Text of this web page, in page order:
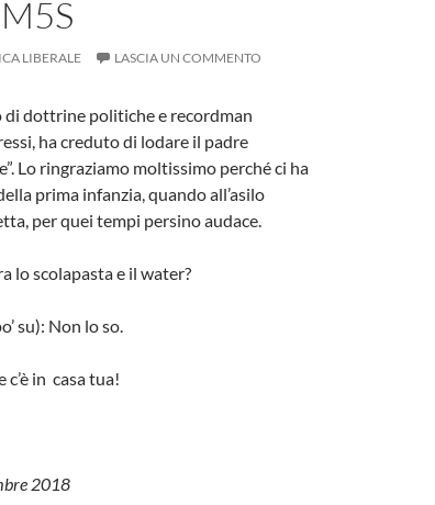
LIBERALE LASCIA UN COMMENTO
dottrine politiche e recordman
ha creduto di lodare il padre
Lo ringraziamo moltissimo perché ci ha
prima infanzia, quando all’asilo
per quei tempi persino audace.
lo scolapasta e il water?
su): Non lo so.
c’è in casa tua!
2018